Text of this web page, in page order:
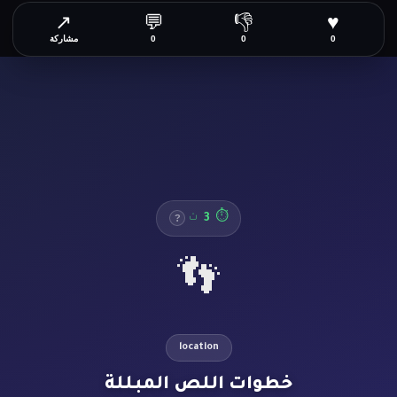
⏱
3 ث ?
👣
location
خطوات اللص المبللة
♥
0
👎
0
💬
0
↗
مشاركة